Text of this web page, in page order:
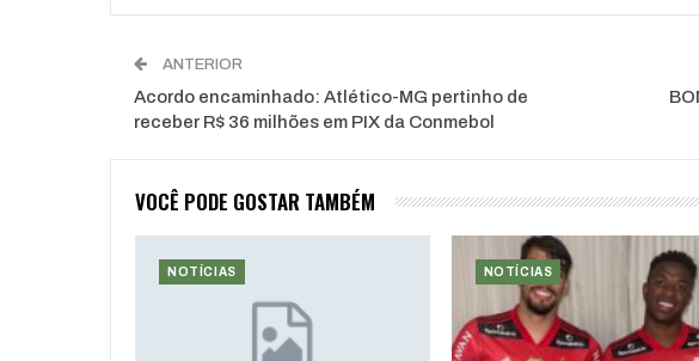
ANTERIOR
Acordo encaminhado: Atlético-MG pertinho de
receber R$ 36 milhões em PIX da Conmebol
VOCÊ PODE GOSTAR TAMBÉM
NOTÍCIAS NOTÍCIAS